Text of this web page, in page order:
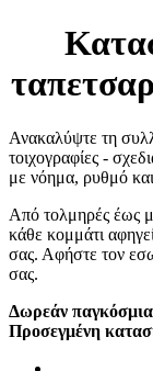
Ανακαλύψτε τη
τοιχογραφίες -
με νόημα, ρυθμό
Από τολμηρές έως
κάθε κομμάτι
σας. Αφήστε τον
σας.
Δωρεάν
Προσεγμένη